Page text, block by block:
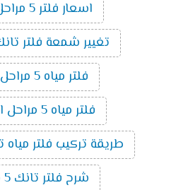
اسعار فلتر 5 مراحل تانك
تغيير شمعة فلتر تانك 5
فلتر مياه 5 مراحل تانك
فلتر مياه 5 مراحل امريكى
طريقة تركيب فلتر مياه تانك 5
شرح فلتر تانك 5 مراحل